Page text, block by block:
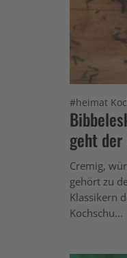
#heimat
geht
Cremig,
gehört zu
Klassikern
Kochschu...